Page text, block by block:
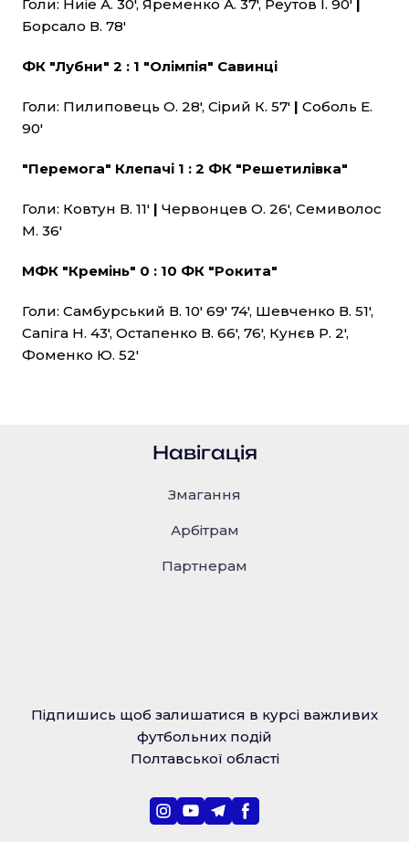
Голи: Ниіе А. 30', Яременко А. 37', Реутов І. 90' |
Борсало В. 78'
ФК "Лубни" 2 : 1 "Олімпія" Савинці
Голи: Пилиповець О. 28', Сірий К. 57' | Соболь Е.
90'
"Перемога" Клепачі 1 : 2 ФК "Решетилівка"
Голи: Ковтун В. 11' | Червонцев О. 26', Семиволос
М. 36'
МФК "Кремінь" 0 : 10 ФК "Рокита"
Голи: Самбурський В. 10' 69' 74', Шевченко В. 51',
Сапіга Н. 43', Остапенко В. 66', 76', Кунєв Р. 2',
Фоменко Ю. 52'
Навігація
Змагання
Арбітрам
Партнерам
Підпишись щоб залишатися в курсі важливих
футбольних подій
Полтавської області